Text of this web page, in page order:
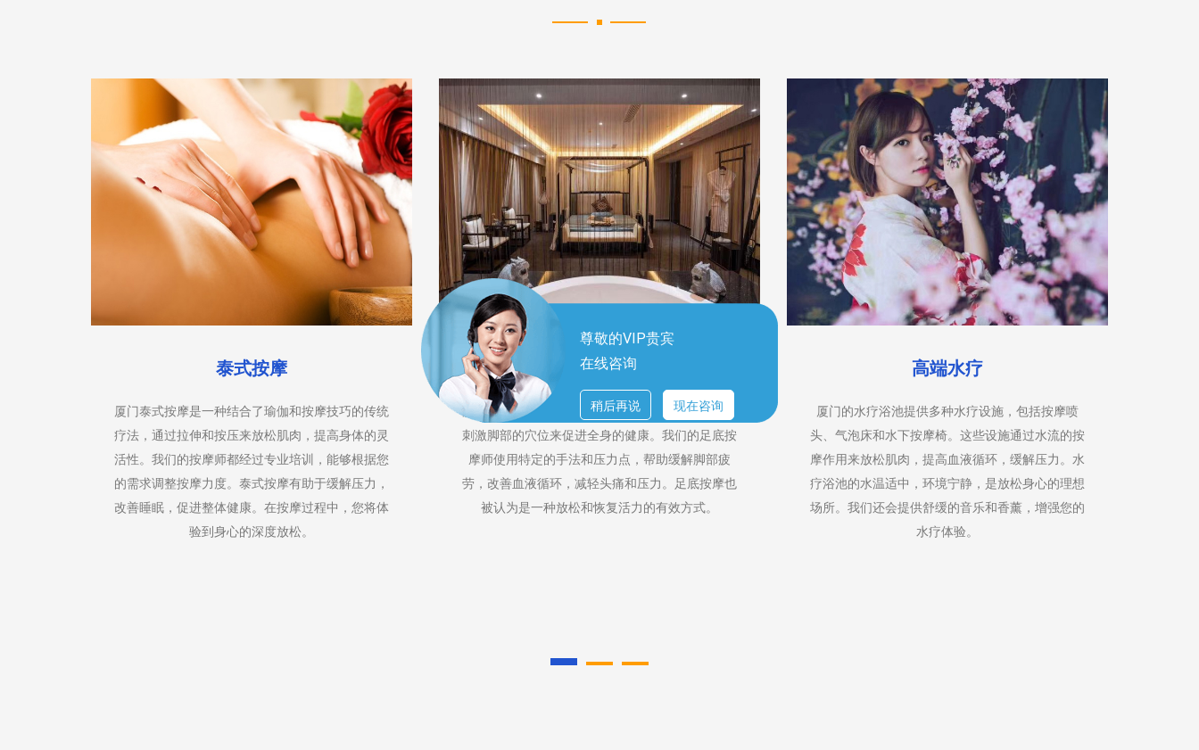
尊敬的VIP贵宾
在线咨询
稍后再说 现在咨询
泰式按摩
厦门泰式按摩是一种结合了瑜伽和按摩技巧的传统
疗法，通过拉伸和按压来放松肌肉，提高身体的灵
活性。我们的按摩师都经过专业培训，能够根据您
的需求调整按摩力度。泰式按摩有助于缓解压力，
改善睡眠，促进整体健康。在按摩过程中，您将体
验到身心的深度放松。
足底按摩
厦门足底按摩是一种专注于脚部的按摩疗法，通过
刺激脚部的穴位来促进全身的健康。我们的足底按
摩师使用特定的手法和压力点，帮助缓解脚部疲
劳，改善血液循环，减轻头痛和压力。足底按摩也
被认为是一种放松和恢复活力的有效方式。
高端水疗
厦门的水疗浴池提供多种水疗设施，包括按摩喷
头、气泡床和水下按摩椅。这些设施通过水流的按
摩作用来放松肌肉，提高血液循环，缓解压力。水
疗浴池的水温适中，环境宁静，是放松身心的理想
场所。我们还会提供舒缓的音乐和香薰，增强您的
水疗体验。